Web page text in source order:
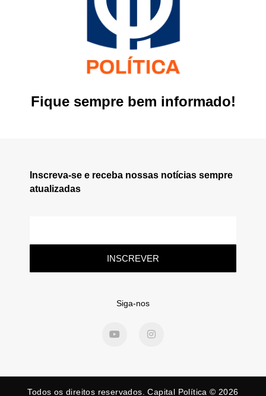
Fique sempre bem informado!
Inscreva-se e receba nossas notícias sempre
atualizadas
INSCREVER
Siga-nos
Todos os direitos reservados. Capital Política © 2026